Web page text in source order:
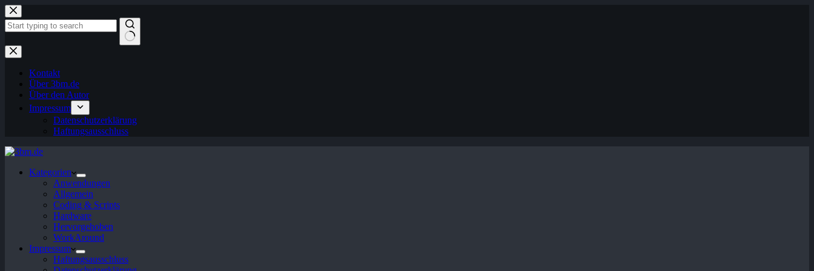
Zum
Inhalt
springen
Keine
Ergebnisse
Kontakt
Über 3bm.de
Über den Autor
Impressum
Datenschutzerklärung
Haftungsausschluss
Kategorien
Anwendungen
Allgemein
Coding & Scripts
Hardware
Hervorgehoben
WorkAround
Impressum
Haftungsausschluss